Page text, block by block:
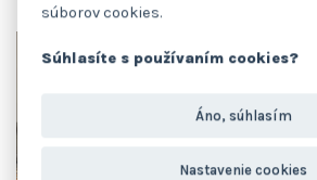
súborov cookies.
Súhlasíte s používaním cookies?
Áno, súhlasím
Nastavenie cookies